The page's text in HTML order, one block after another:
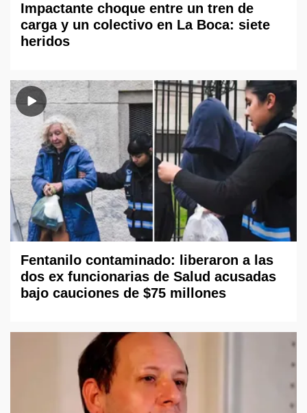
Impactante choque entre un tren de
carga y un colectivo en La Boca: siete
heridos
Fentanilo contaminado: liberaron a las
dos ex funcionarias de Salud acusadas
bajo cauciones de $75 millones